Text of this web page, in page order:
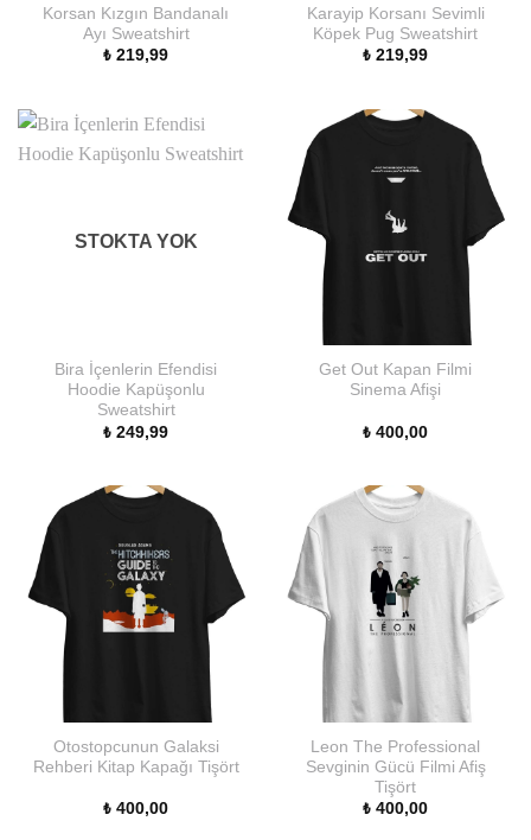
Korsan Kızgın Bandanalı
Ayı Sweatshirt
₺ 219,99
Karayip Korsanı Sevimli
Köpek Pug Sweatshirt
₺ 219,99
STOKTA YOK
Bira İçenlerin Efendisi
Hoodie Kapüşonlu
Sweatshirt
₺ 249,99
Get Out Kapan Filmi
Sinema Afişi
₺ 400,00
Otostopcunun Galaksi
Rehberi Kitap Kapağı Tişört
₺ 400,00
Leon The Professional
Sevginin Gücü Filmi Afiş
Tişört
₺ 400,00